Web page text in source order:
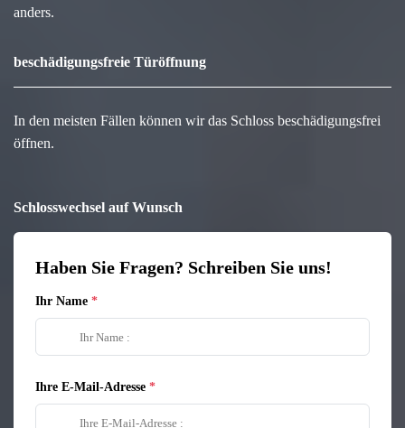
anders.
beschädigungsfreie Türöffnung
In den meisten Fällen können wir das Schloss beschädigungsfrei
öffnen.
Schlosswechsel auf Wunsch
Haben Sie Fragen? Schreiben Sie uns!
Ihr Name
Ihre E-Mail-Adresse